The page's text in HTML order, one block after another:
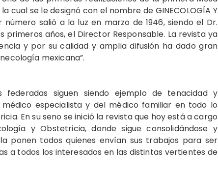
cual se le designó con el nombre de GINECOLOGÍA Y
número salió a la luz en marzo de 1946, siendo el Dr.
primeros años, el Director Responsable. La revista ya
y por su calidad y amplia difusión ha dado gran
mexicana”.
federadas siguen siendo ejemplo de tenacidad y
especialista y del médico familiar en todo lo
En su seno se inició la revista que hoy está a cargo
y Obstetricia, donde sigue consolidándose y
ponen todos quienes envían sus trabajos para ser
a todos los interesados en las distintas vertientes de